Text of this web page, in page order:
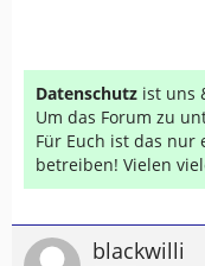
Datenschutz ist uns
Um das Forum zu
Für Euch ist das nur
betreiben! Vielen
blackwilli